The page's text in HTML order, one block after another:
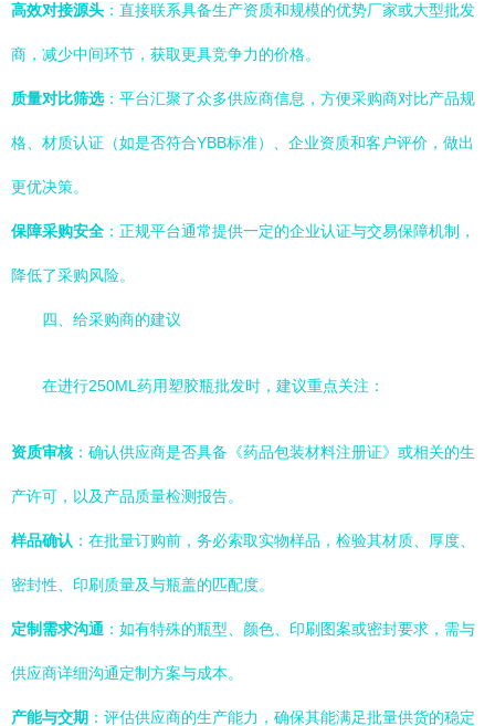
高效对接源头 ：直接联系具备生产资质和规模的优势厂家或大型批发
商，减少中间环节，获取更具竞争力的价格。
质量对比筛选：平台汇聚了众多供应商信息，方便采购商对比产品规
格、材质认证（如是否符合YBB标准）、企业资质和客户评价，做出
更优决策。
保障采购安全 ：正规平台通常提供一定的企业认证与交易保障机制，
降低了采购风险。
四、给采购商的建议
在进行250ML药用塑胶瓶批发时，建议重点关注：
资质审核 ：确认供应商是否具备《药品包装材料注册证》或相关的生
产许可，以及产品质量检测报告。
样品确认 ：在批量订购前，务必索取实物样品，检验其材质、厚度、
密封性、印刷质量及与瓶盖的匹配度。
定制需求沟通 ：如有特殊的瓶型、颜色、印刷图案或密封要求，需与
供应商详细沟通定制方案与成本。
产能与交期 ：评估供应商的生产能力，确保其能满足批量供货的稳定